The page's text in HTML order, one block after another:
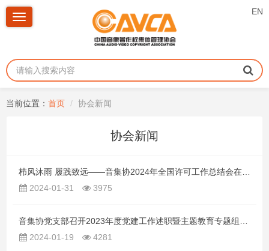
EN
Toggle
当前位置： 首页 协会新闻
协会新闻
2024-01-31
3975
2024-01-19
4281